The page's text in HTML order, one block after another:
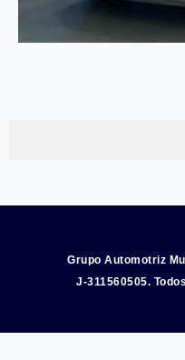
Grupo Automotriz
J-311560505.